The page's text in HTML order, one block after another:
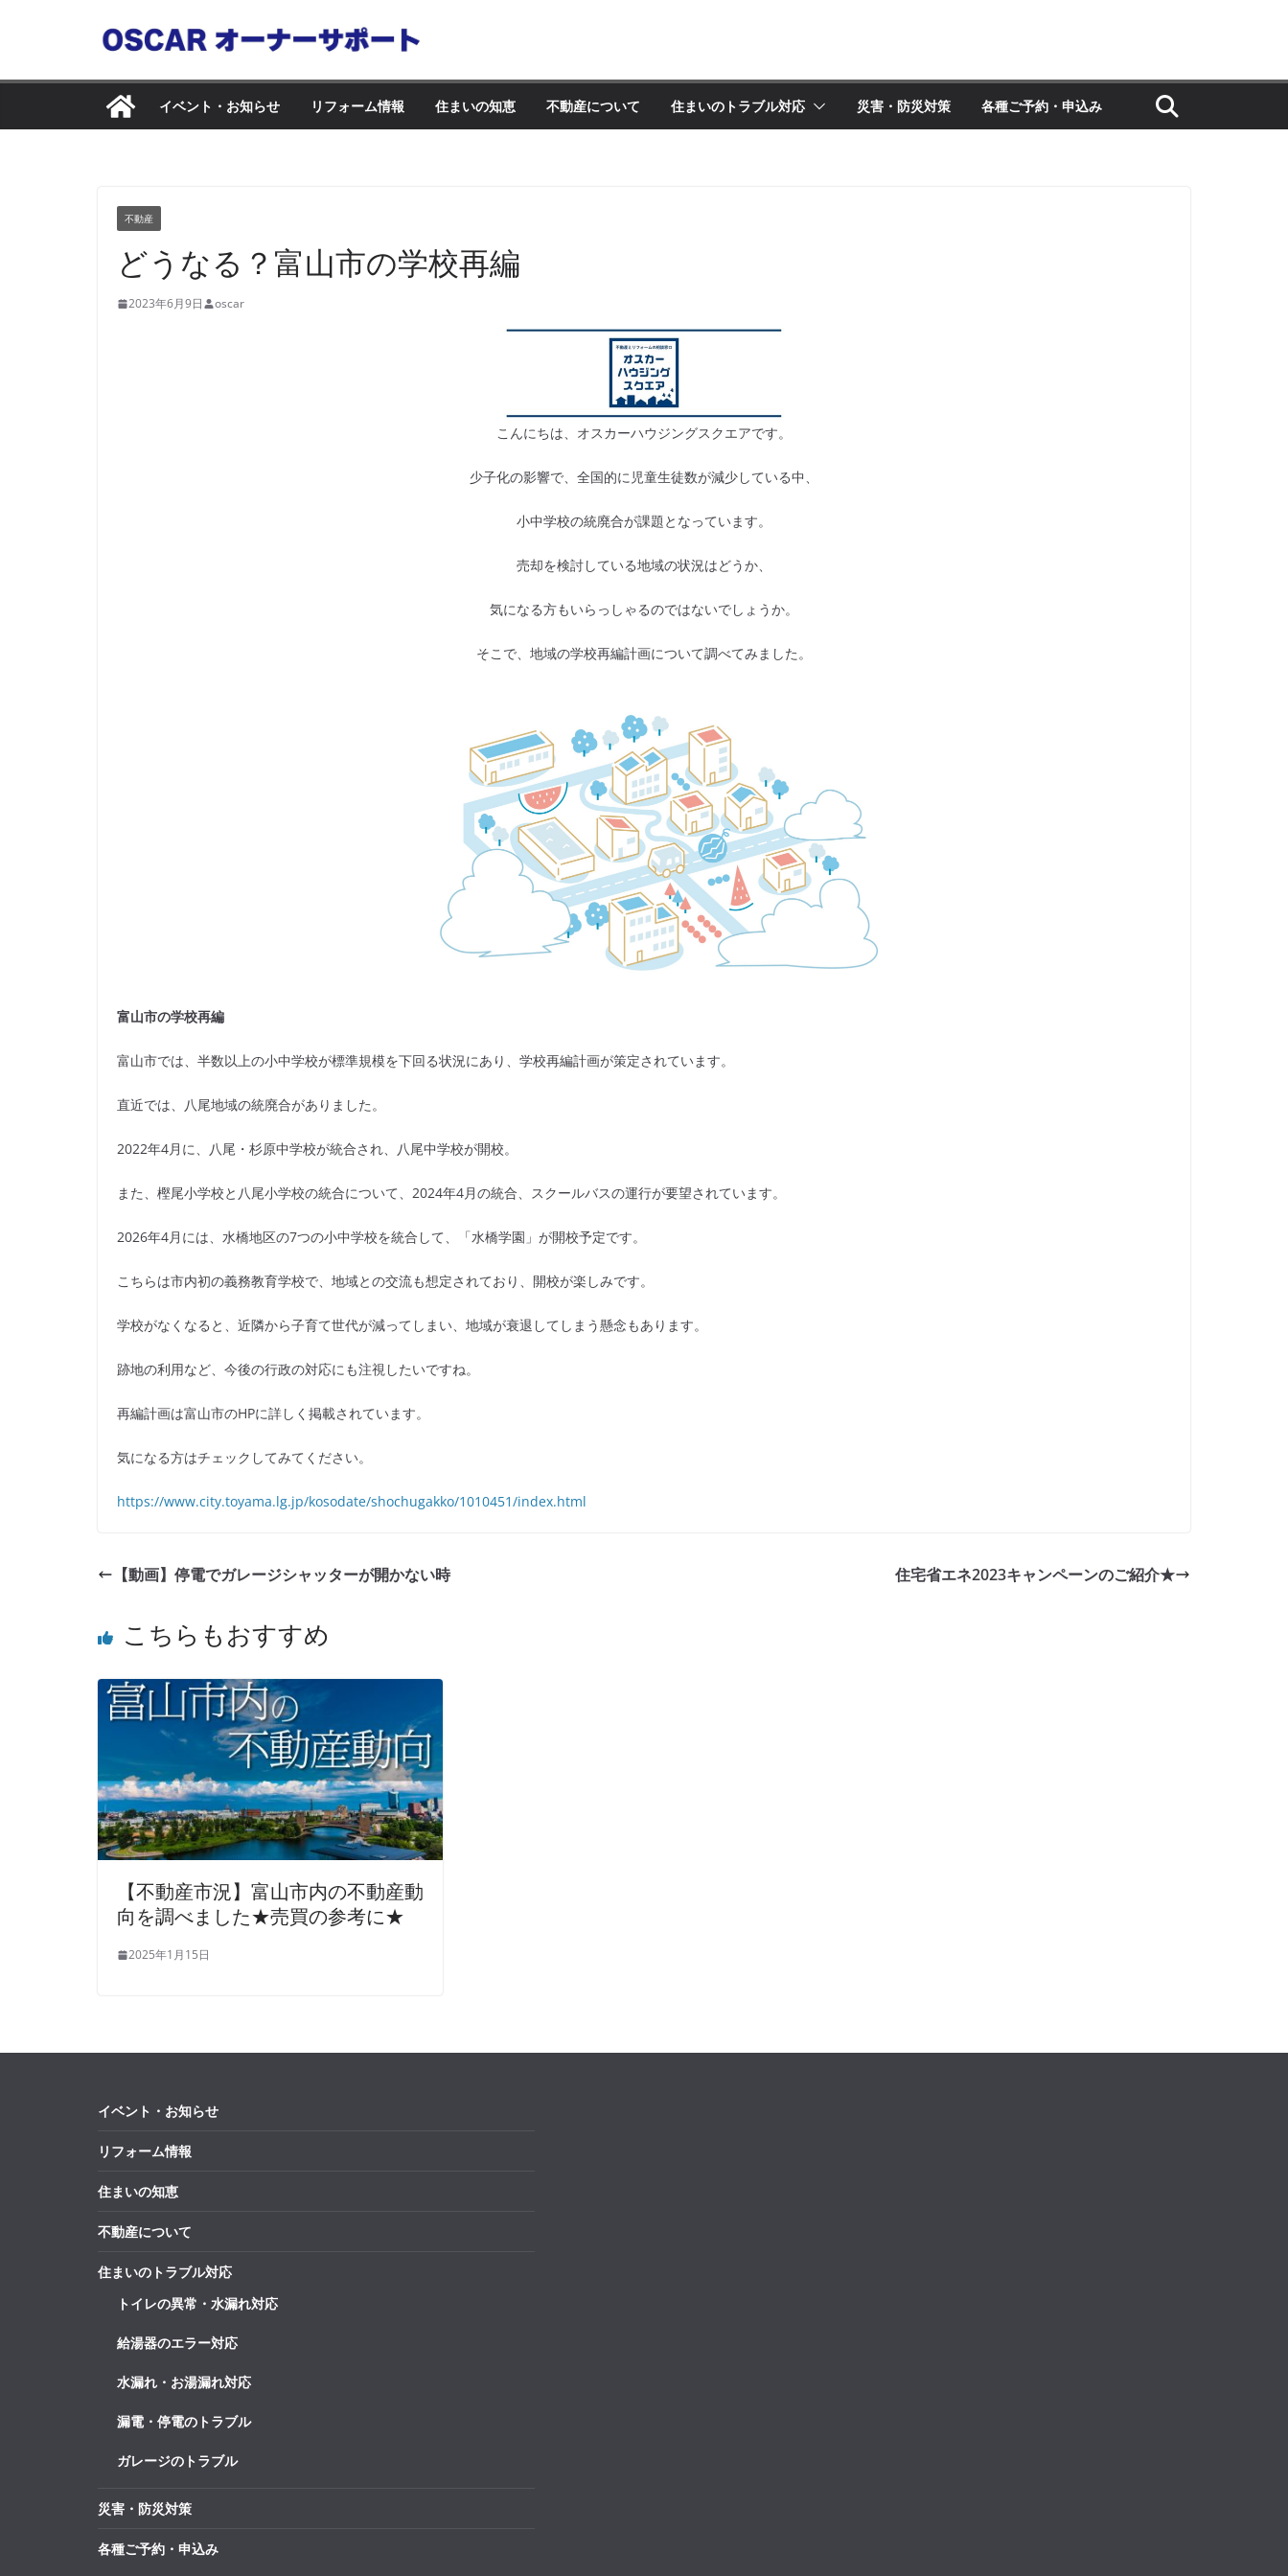
イベント・お知らせ リフォーム情報 住まいの知恵 不動産について 住まいのトラブル対応 災害・防災対策 各種ご予約・申込み
不動産
どうなる？富山市の学校再編
2023年6月9日 oscar
こんにちは、オスカーハウジングスクエアです。
少子化の影響で、全国的に児童生徒数が減少している中、
小中学校の統廃合が課題となっています。
売却を検討している地域の状況はどうか、
気になる方もいらっしゃるのではないでしょうか。
そこで、地域の学校再編計画について調べてみました。
富山市の学校再編
富山市では、半数以上の小中学校が標準規模を下回る状況にあり、学校再編計画が策定されています。
直近では、八尾地域の統廃合がありました。
2022年4月に、八尾・杉原中学校が統合され、八尾中学校が開校。
また、樫尾小学校と八尾小学校の統合について、2024年4月の統合、スクールバスの運行が要望されています。
2026年4月には、水橋地区の7つの小中学校を統合して、「水橋学園」が開校予定です。
こちらは市内初の義務教育学校で、地域との交流も想定されており、開校が楽しみです。
学校がなくなると、近隣から子育て世代が減ってしまい、地域が衰退してしまう懸念もあります。
跡地の利用など、今後の行政の対応にも注視したいですね。
再編計画は富山市のHPに詳しく掲載されています。
気になる方はチェックしてみてください。
https://www.city.toyama.lg.jp/kosodate/shochugakko/1010451/index.html
【動画】停電でガレージシャッターが開かない時 住宅省エネ2023キャンペーンのご紹介★
こちらもおすすめ
【不動産市況】富山市内の不動産動
向を調べました★売買の参考に★
2025年1月15日
イベント・お知らせ
リフォーム情報
住まいの知恵
不動産について
住まいのトラブル対応
トイレの異常・水漏れ対応
給湯器のエラー対応
水漏れ・お湯漏れ対応
漏電・停電のトラブル
ガレージのトラブル
災害・防災対策
各種ご予約・申込み